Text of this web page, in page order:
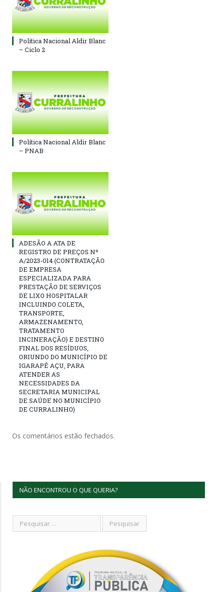
Política Nacional Aldir Blanc
– Ciclo 2
Política Nacional Aldir Blanc
– PNAB
ADESÃO A ATA DE
REGISTRO DE PREÇOS Nº
A/2023-014 (CONTRATAÇÃO
DE EMPRESA
ESPECIALIZADA PARA
PRESTAÇÃO DE SERVIÇOS
DE LIXO HOSPITALAR
INCLUINDO COLETA,
TRANSPORTE,
ARMAZENAMENTO,
TRATAMENTO
INCINERAÇÃO) E DESTINO
FINAL DOS RESÍDUOS,
ORIUNDO DO MUNICÍPIO DE
IGARAPÉ AÇU, PARA
ATENDER AS
NECESSIDADES DA
SECRETARIA MUNICIPAL
DE SAÚDE NO MUNICÍPIO
DE CURRALINHO)
Os comentários estão fechados.
NÃO ENCONTROU O QUE QUERIA?